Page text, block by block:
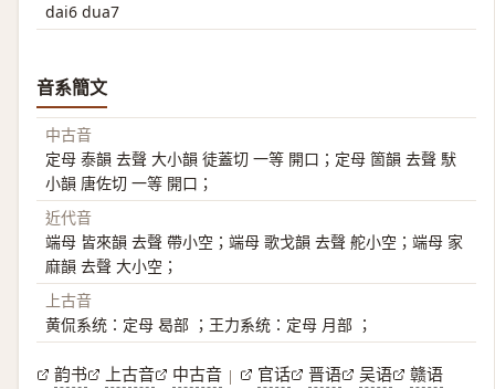
dai6 dua7
音系簡文
中古音
定母 泰韻 去聲 大小韻 徒蓋切 一等 開口；定母 箇韻 去聲 䭾
小韻 唐佐切 一等 開口；
近代音
端母 皆來韻 去聲 帶小空；端母 歌戈韻 去聲 舵小空；端母 家
麻韻 去聲 大小空；
上古音
黄侃系统：定母 曷部 ；王力系统：定母 月部 ；
韵书 上古音 中古音 | 官话 晋语 吴语
赣语